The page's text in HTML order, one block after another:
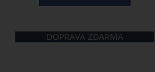
DOPRAVA ZDARMA